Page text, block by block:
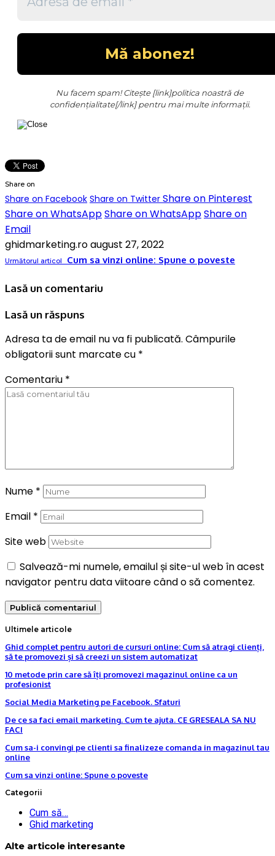
Nu facem spam! Citește [link]politica noastră de
confidențialitate[/link] pentru mai multe informații.
Share on
Share on Facebook Share on Twitter Share on Pinterest
Share on WhatsAppShare on WhatsAppShare on
Email
ghidmarketing.roaugust 27, 2022
Următorul articol Cum sa vinzi online: Spune o poveste
Lasă un comentariu
Lasă un răspuns
Adresa ta de email nu va fi publicată. Câmpurile
obligatorii sunt marcate cu *
Comentariu *
Nume *
Email *
Site web
Salvează-mi numele, emailul și site-ul web în acest
navigator pentru data viitoare când o să comentez.
Ultimele articole
Ghid complet pentru autori de cursuri online: Cum să atragi clienți,
să te promovezi și să creezi un sistem automatizat
10 metode prin care să îți promovezi magazinul online ca un
profesionist
Social Media Marketing pe Facebook. Sfaturi
De ce sa faci email marketing. Cum te ajuta. CE GRESEALA SA NU
FACI
Cum sa-i convingi pe clienti sa finalizeze comanda in magazinul tau
online
Cum sa vinzi online: Spune o poveste
Categorii
Cum să…
Ghid marketing
Alte articole interesante